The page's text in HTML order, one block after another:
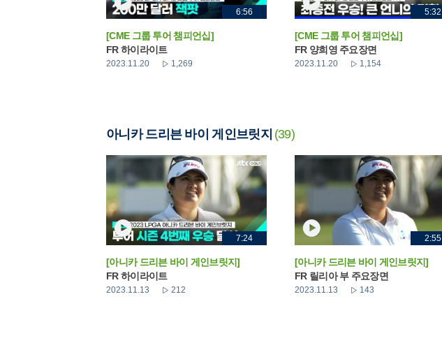
6:56
[CME 그룹 투어 챔피언십]
FR 하이라이트
2023.11.20 1,269
5:32
[CME 그룹 투어 챔피언십]
FR 양희영 주요장면
2023.11.20 1,154
아니카 드리븐 바이 게인브릿지 (39)
7:24
[아니카 드리븐 바이 게인브릿지]
FR 하이라이트
2023.11.13 212
2:55
[아니카 드리븐 바이 게인브릿지]
FR 릴리아 부 주요장면
2023.11.13 143